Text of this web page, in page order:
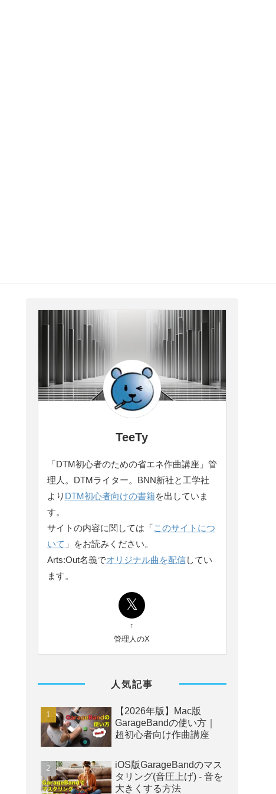
TeeTy
「DTM初心者のための省エネ作曲講座」管
理人。DTMライター。BNN新社と工学社
より DTM初心者向けの書籍を出していま
す。
サイトの内容に関しては「このサイトにつ
いて 」をお読みください。
Arts:Out名義でオリジナル曲を配信してい
ます。
↑
管理人のX
人気記事
【2026年版】Mac版
GarageBandの使い方｜
超初心者向け作曲講座
iOS版GarageBandのマス
タリング(音圧上げ) - 音を
大きくする方法